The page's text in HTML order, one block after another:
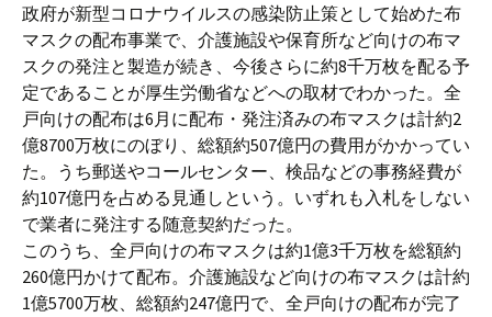
政府が新型コロナウイルスの感染防止策として始めた布
マスクの配布事業で、介護施設や保育所など向けの布マ
スクの発注と製造が続き、今後さらに約8千万枚を配る予
定であることが厚生労働省などへの取材でわかった。全
戸向けの配布は6月に配布・発注済みの布マスクは計約2
億8700万枚にのぼり、総額約507億円の費用がかかってい
た。うち郵送やコールセンター、検品などの事務経費が
約107億円を占める見通しという。いずれも入札をしない
で業者に発注する随意契約だった。
このうち、全戸向けの布マスクは約1億3千万枚を総額約
260億円かけて配布。介護施設など向けの布マスクは計約
1億5700万枚、総額約247億円で、全戸向けの配布が完了